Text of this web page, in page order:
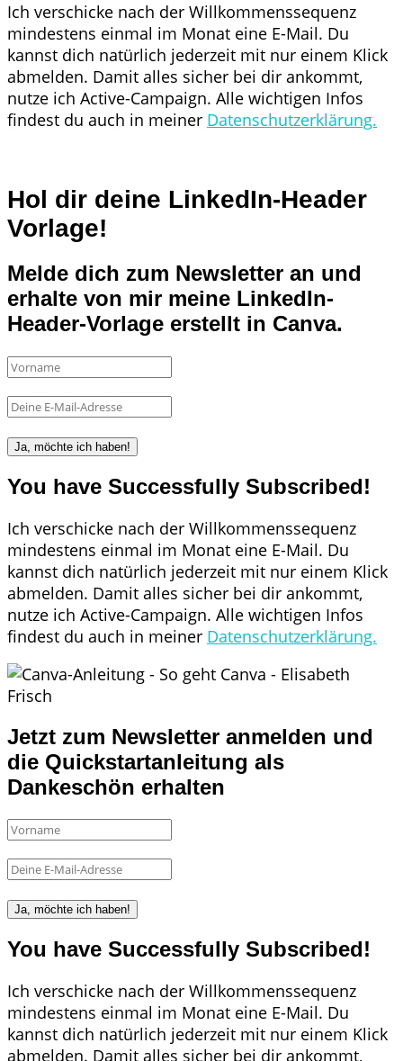
Ich verschicke nach der Willkommenssequenz
mindestens einmal im Monat eine E-Mail. Du
kannst dich natürlich jederzeit mit nur einem Klick
abmelden. Damit alles sicher bei dir ankommt,
nutze ich Active-Campaign. Alle wichtigen Infos
findest du auch in meiner Datenschutzerklärung.
Hol dir deine LinkedIn-Header
Vorlage!
Melde dich zum Newsletter an und
erhalte von mir meine LinkedIn-
Header-Vorlage erstellt in Canva.
Ja, möchte ich haben!
You have Successfully Subscribed!
Ich verschicke nach der Willkommenssequenz
mindestens einmal im Monat eine E-Mail. Du
kannst dich natürlich jederzeit mit nur einem Klick
abmelden. Damit alles sicher bei dir ankommt,
nutze ich Active-Campaign. Alle wichtigen Infos
findest du auch in meiner Datenschutzerklärung.
Jetzt zum Newsletter anmelden und
die Quickstartanleitung als
Dankeschön erhalten
Ja, möchte ich haben!
You have Successfully Subscribed!
Ich verschicke nach der Willkommenssequenz
mindestens einmal im Monat eine E-Mail. Du
kannst dich natürlich jederzeit mit nur einem Klick
abmelden. Damit alles sicher bei dir ankommt,